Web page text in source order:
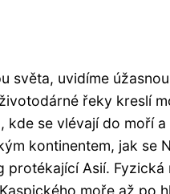
světa, uvidíme
řeky kreslí
kde se vlévají do moří
kontinentem, jak se
Asií.
moře až po